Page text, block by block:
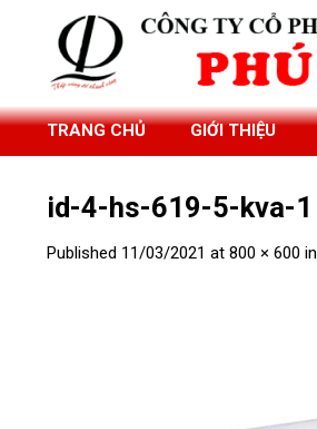
TRANG CHỦ GIỚI THIỆU
id-4-hs-619-5-kva-1
Published 11/03/2021 at 800 × 600 in